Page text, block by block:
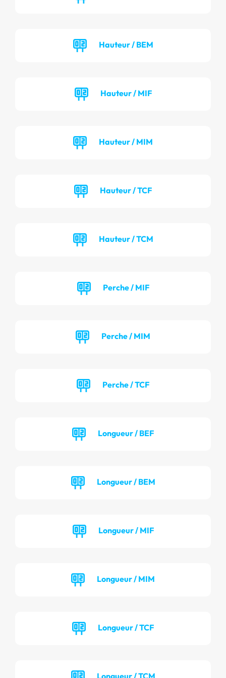
Hauteur / BEM
Hauteur / MIF
Hauteur / MIM
Hauteur / TCF
Hauteur / TCM
Perche / MIF
Perche / MIM
Perche / TCF
Longueur / BEF
Longueur / BEM
Longueur / MIF
Longueur / MIM
Longueur / TCF
Longueur / TCM